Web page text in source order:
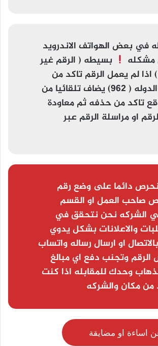
في بعض الهواتف الاندرويد
بسيطه ( الرقم غير
) اذا لم يعمل الرقم تاكد من
حذف رمز الدوله ( 962) يضاف تلقائيا من
تاكد من حذفه ثم معاودة
او مراسلة الرقم عبر
نحرص دائما على وضع رقم
صاحب العمل او القسم
الشركه نحن نتحقق في
والاعلانات بشكل يدوي
او ارسال رساله واتساب
وتجنب دفع اي مبالغ
وحدك للمقابله اذا كنت
من مكان والشركه
اساءة او مضايقة